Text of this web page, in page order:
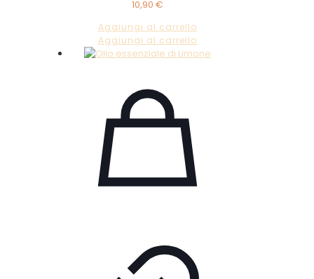
10,90 €
Aggiungi al carrello
Aggiungi al carrello